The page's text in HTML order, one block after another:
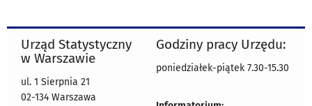
Urząd Statystyczny
w Warszawie
ul. 1 Sierpnia 21
02-134 Warszawa
Godziny pracy Urzędu:
poniedziałek-piątek 7.30-15.30